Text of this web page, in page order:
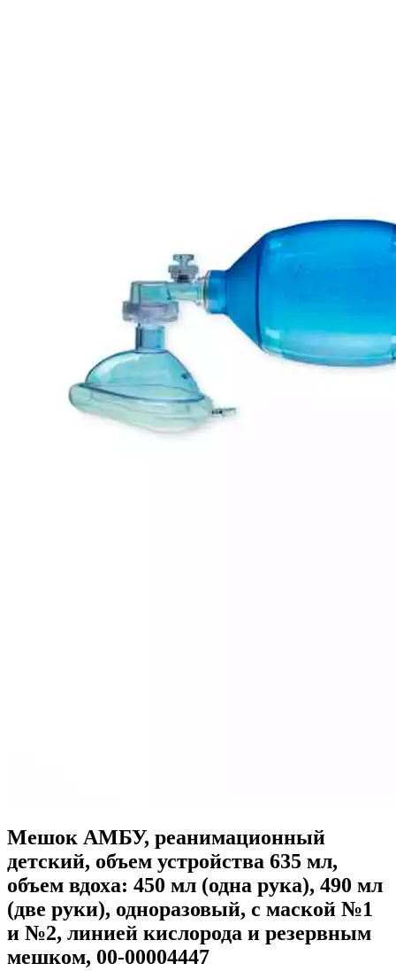
Мешок АМБУ, реанимационный
детский, объем устройства 635 мл,
объем вдоха: 450 мл (одна рука), 490 мл
(две руки), одноразовый, с маской №1
и №2, линией кислорода и резервным
мешком, 00-00004447